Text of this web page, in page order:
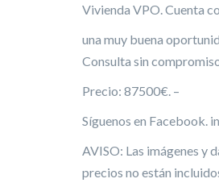
Vivienda VPO. Cuenta
una muy buena
Consulta sin
Precio: 87500€. –
Síguenos en Facebook.
AVISO: Las imágenes y
precios no están